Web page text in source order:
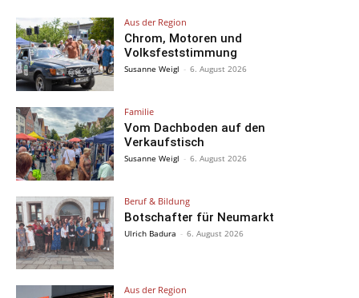
Aus der Region
Chrom, Motoren und
Volksfeststimmung
Susanne Weigl - 6. August 2026
Familie
Vom Dachboden auf den
Verkaufstisch
Susanne Weigl - 6. August 2026
Beruf & Bildung
Botschafter für Neumarkt
Ulrich Badura - 6. August 2026
Aus der Region